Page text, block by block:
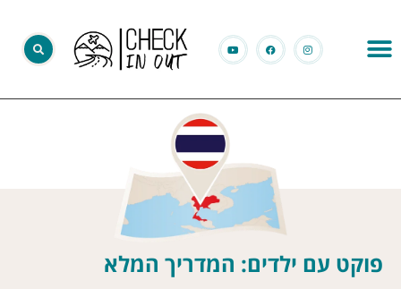
פוקט עם ילדים: המדריך המלא